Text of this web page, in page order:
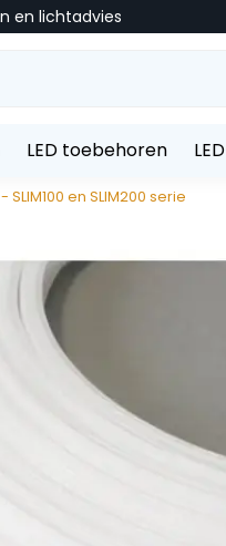
en lichtadvies
LED toebehoren
en SLIM200 serie